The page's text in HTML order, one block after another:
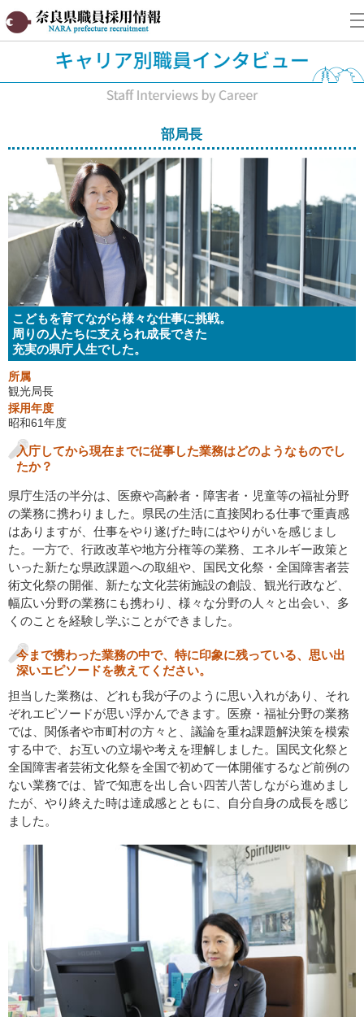
奈良県職員採用情報サイト
部局長
こどもを育てながら様々な仕事に挑戦。
周りの人たちに支えられ成長できた
充実の県庁人生でした。
所属
観光局長
採用年度
昭和61年度
入庁してから現在までに従事した業務はどのようなものでし
たか？
県庁生活の半分は、医療や高齢者・障害者・児童等の福祉分野
の業務に携わりました。県民の生活に直接関わる仕事で重責感
はありますが、仕事をやり遂げた時にはやりがいを感じまし
た。一方で、行政改革や地方分権等の業務、エネルギー政策と
いった新たな県政課題への取組や、国民文化祭・全国障害者芸
術文化祭の開催、新たな文化芸術施設の創設、観光行政など、
幅広い分野の業務にも携わり、様々な分野の人々と出会い、多
くのことを経験し学ぶことができました。
今まで携わった業務の中で、特に印象に残っている、思い出
深いエピソードを教えてください。
担当した業務は、どれも我が子のように思い入れがあり、それ
ぞれエピソードが思い浮かんできます。医療・福祉分野の業務
では、関係者や市町村の方々と、議論を重ね課題解決策を模索
する中で、お互いの立場や考えを理解しました。国民文化祭と
全国障害者芸術文化祭を全国で初めて一体開催するなど前例の
ない業務では、皆で知恵を出し合い四苦八苦しながら進めまし
たが、やり終えた時は達成感とともに、自分自身の成長を感じ
ました。